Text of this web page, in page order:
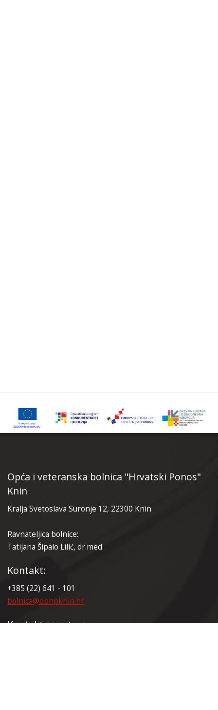
Opća i veteranska bolnica "Hrvatski Ponos"
Knin
Kralja Svetoslava Suronje 12, 22300 Knin
Ravnateljica bolnice:
Tatijana Šipalo Lilić, dr.med.
Kontakt:
+385 (22) 641 - 101
bolnica@obhpknin.hr
Kontakt za veterane: